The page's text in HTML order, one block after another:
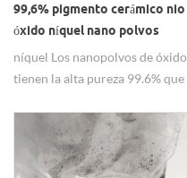
99,6% pigmento cerámico nio
óxido níquel nano polvos
níquel Los nanopolvos de óxido
tienen la alta pureza 99.6% que